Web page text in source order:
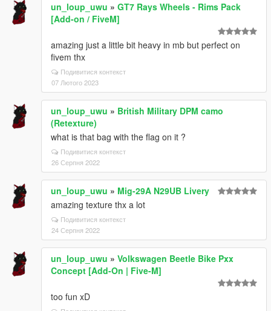
un_loup_uwu » GT7 Rays Wheels - Rims Pack
[Add-on / FiveM]
amazing just a little bit heavy in mb but perfect on
fivem thx
Подивитися контекст
07 Лютого 2023
un_loup_uwu » British Military DPM camo
(Retexture)
what is that bag with the flag on it ?
Подивитися контекст
26 Серпня 2022
un_loup_uwu » Mig-29A N29UB Livery
amazing texture thx a lot
Подивитися контекст
24 Серпня 2022
un_loup_uwu » Volkswagen Beetle Bike Pxx
Concept [Add-On | Five-M]
too fun xD